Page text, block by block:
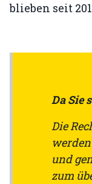
blieben seit
Da Sie
Die
und
zum